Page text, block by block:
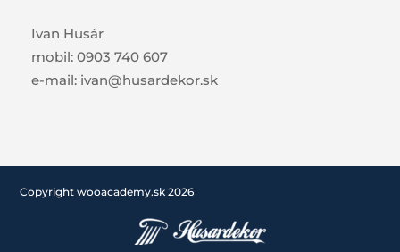
Ivan Husár
mobil: 0903 740 607
e-mail: ivan@husardekor.sk
Copyright wooacademy.sk 2026